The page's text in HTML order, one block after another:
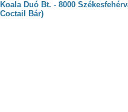
Koala Duó Bt. - 8000
Coctail Bár)